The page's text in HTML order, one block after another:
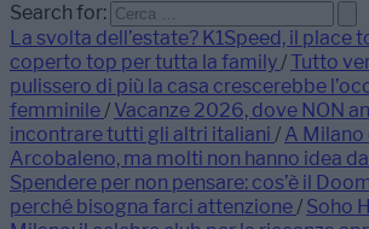
Search for:
La svolta dell’estate? K1Speed, il place
coperto top per tutta la family/ Tutto
pulissero di più la casa crescerebbe
femminile/ Vacanze 2026, dove NON
incontrare tutti gli altri italiani / A Milano
Arcobaleno, ma molti non hanno idea
Spendere per non pensare: cos’è il
perché bisogna farci attenzione/ Soho